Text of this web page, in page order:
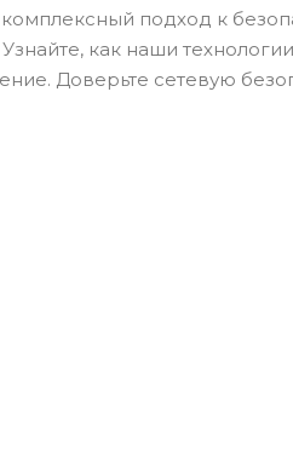
подход к
как наши
Доверьте сетевую